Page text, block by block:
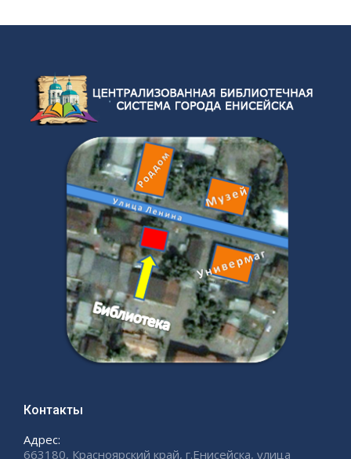
Контакты
Адрес:
663180, Красноярский край, г.Енисейска, улица